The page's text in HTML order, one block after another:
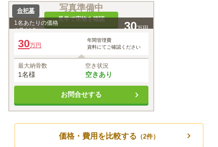
写真準備中
見学で実物を確認
合祀墓
1名あたりの価格
※最大1名 30万円
30万円
年間管理費
資料にてご確認ください
最大納骨数
1名様
空き状況
空きあり
お問合せする
価格・費用を比較する （2件）